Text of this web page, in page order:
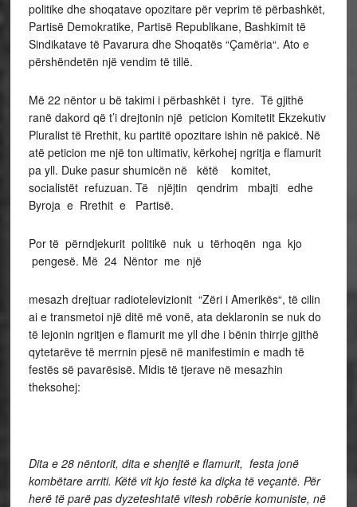
politike dhe shoqatave opozitare për veprim të përbashkët,
Partisë Demokratike, Partisë Republikane, Bashkimit të
Sindikatave të Pavarura dhe Shoqatës “Çamëria“. Ato e
përshëndetën një vendim të tillë.
Më 22 nëntor u bë takimi i përbashkët i tyre. Të gjithë
ranë dakord që t’i drejtonin një peticion Komitetit Ekzekutiv
Pluralist të Rrethit, ku partitë opozitare ishin në pakicë. Në
atë peticion me një ton ultimativ, kërkohej ngritja e flamurit
pa yll. Duke pasur shumicën në këtë komitet,
socialistët refuzuan. Të njëjtin qendrim mbajti edhe
Byroja e Rrethit e Partisë.
Por të përndjekurit politikë nuk u tërhoqën nga kjo
pengesë. Më 24 Nëntor me një
mesazh drejtuar radiotelevizionit “Zëri i Amerikës“, të cilin
ai e transmetoi një ditë më vonë, ata deklaronin se nuk do
të lejonin ngritjen e flamurit me yll dhe i bënin thirrje gjithë
qytetarëve të merrnin pjesë në manifestimin e madh të
festës së pavarësisë. Midis të tjerave në mesazhin
theksohej:
Dita e 28 nëntorit, dita e shenjtë e flamurit, festa jonë
kombëtare arriti. Këtë vit kjo festë ka diçka të veçantë. Për
herë të parë pas dyzeteshtatë vitesh robërie komuniste, në